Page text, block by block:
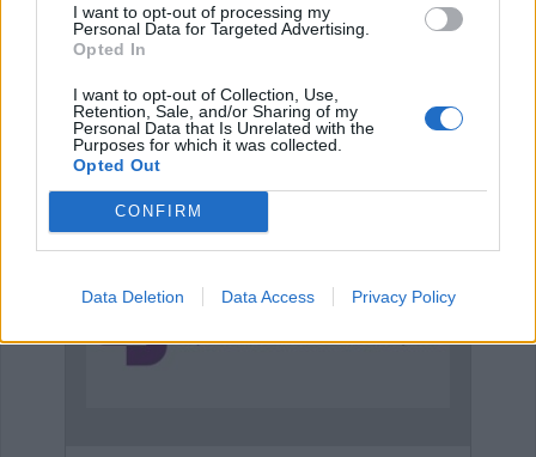
I want to opt-out of processing my
Personal Data for Targeted Advertising.
Opted In
I want to opt-out of Collection, Use,
Retention, Sale, and/or Sharing of my
Personal Data that Is Unrelated with the
Purposes for which it was collected.
Opted Out
CONFIRM
Data Deletion Data Access Privacy Policy
ΠΟΕΔΗΝ: Στάση εργασίας στις 14 Ιουλίου για
την άρση της μονιμότητα…
7 Ιουλίου 2026, 13:23
ΑΓΓΕΛΙΕΣ